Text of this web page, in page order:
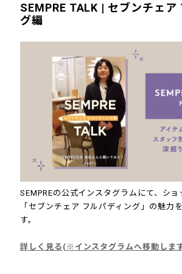
SEMPRE TALK | セブンチェア
グ編
SEMPREの公式インスタグラムにて、シ
「セブンチェア フルパディング」の魅力
す。
詳しく見る(※インスタグラムへ移動しま